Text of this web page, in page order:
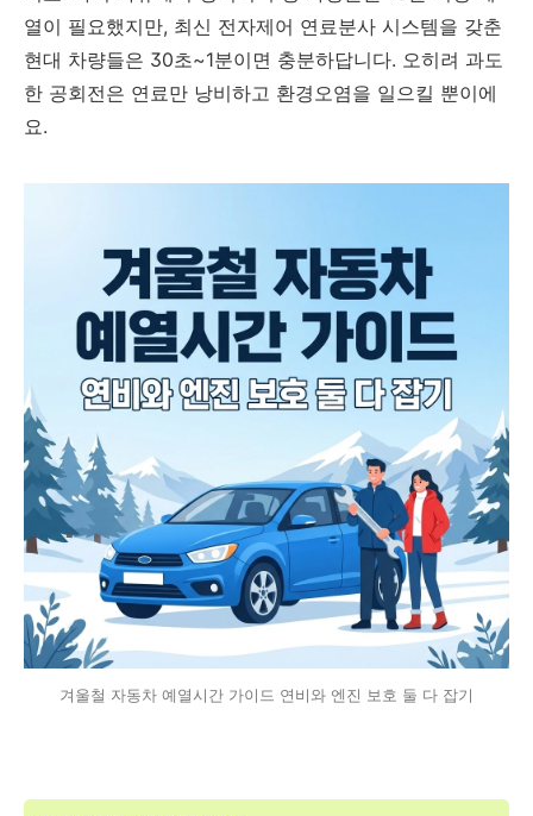
열이 필요했지만, 최신 전자제어 연료분사 시스템을 갖춘
현대 차량들은 30초~1분이면 충분하답니다. 오히려 과도
한 공회전은 연료만 낭비하고 환경오염을 일으킬 뿐이에
요.
겨울철 자동차 예열시간 가이드 연비와 엔진 보호 둘 다 잡기